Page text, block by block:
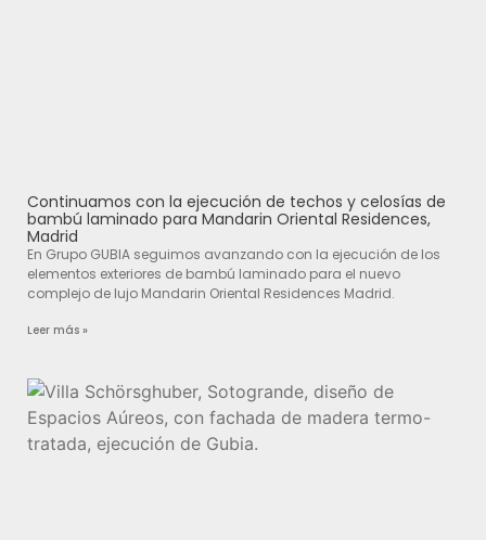
Continuamos con la ejecución de techos y celosías de
bambú laminado para Mandarin Oriental Residences,
Madrid
En Grupo GUBIA seguimos avanzando con la ejecución de los
elementos exteriores de bambú laminado para el nuevo
complejo de lujo Mandarin Oriental Residences Madrid.
Leer más »